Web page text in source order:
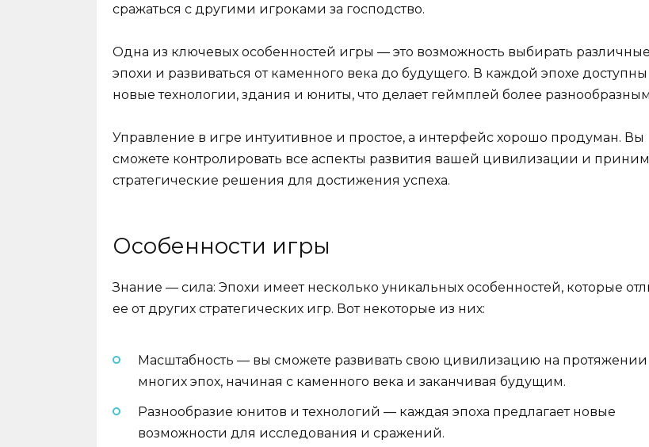
сражаться с другими игроками за господство.
Одна из ключевых особенностей игры — это возможность выбирать различные
эпохи и развиваться от каменного века до будущего. В каждой эпохе доступны
новые технологии, здания и юниты, что делает геймплей более
Управление в игре интуитивное и простое, а интерфейс хорошо продуман. Вы
сможете контролировать все аспекты развития вашей цивилизации и
стратегические решения для достижения успеха.
Особенности игры
Знание — сила: Эпохи имеет несколько уникальных особенностей, которые
ее от других стратегических игр. Вот некоторые из них:
Масштабность — вы сможете развивать свою цивилизацию на протяжении
многих эпох, начиная с каменного века и заканчивая будущим.
Разнообразие юнитов и технологий — каждая эпоха предлагает новые
возможности для исследования и сражений.